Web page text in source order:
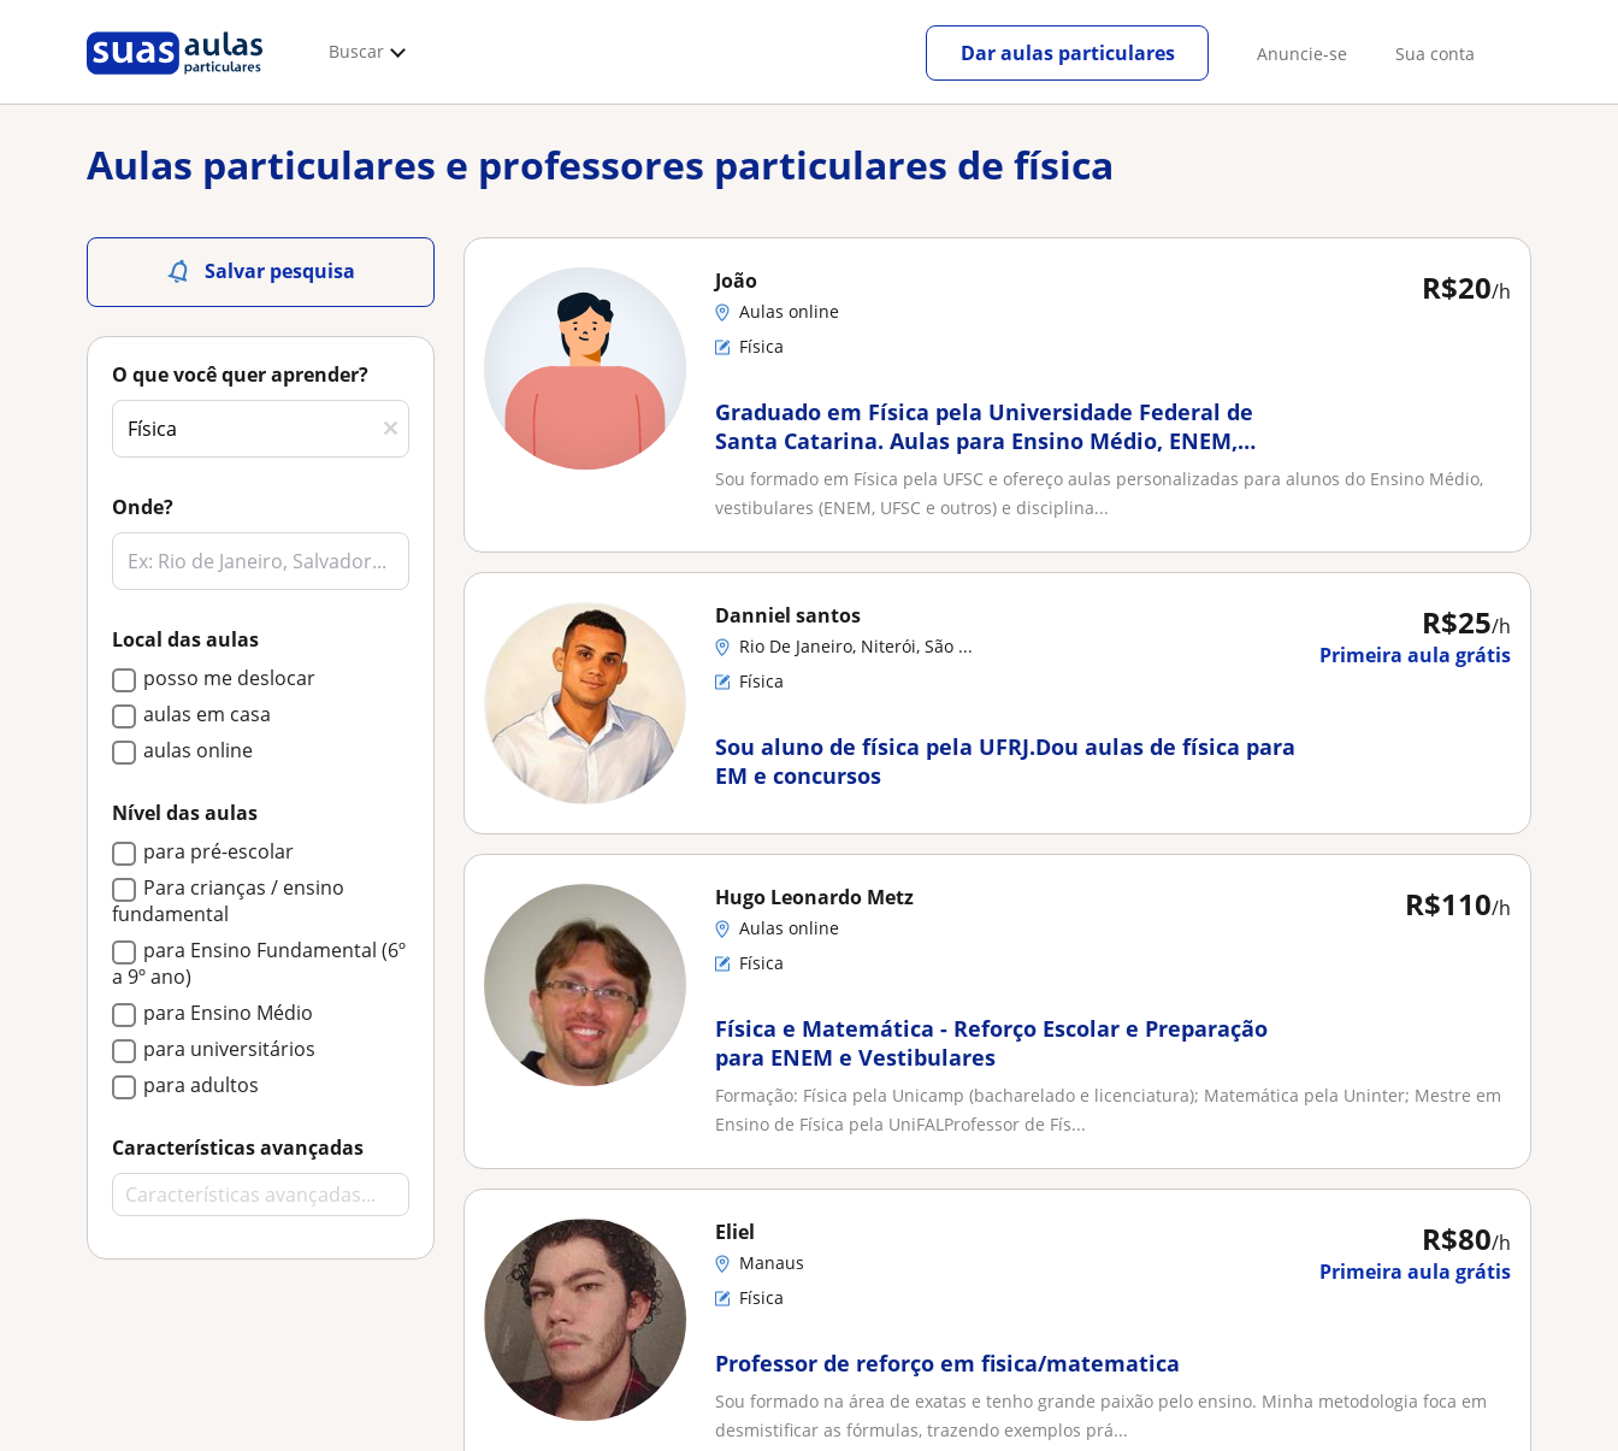
Buscar Anuncie-se Sua conta
Dar aulas particulares
Aulas particulares e professores particulares de física
Salvar pesquisa
O que você quer aprender?
Onde?
Local das aulas
posso me deslocar
aulas em casa
aulas online
Nível das aulas
para pré-escolar
Para crianças / ensino
fundamental
para Ensino Fundamental (6º
a 9º ano)
para Ensino Médio
para universitários
para adultos
Características avançadas
R$20/h
João
Aulas online
Física
Graduado em Física pela Universidade Federal de
Santa Catarina. Aulas para Ensino Médio, ENEM,
vestibulares e reforço universitári
Sou formado em Física pela UFSC e ofereço aulas personalizadas para alunos do Ensino Médio,
vestibulares (ENEM, UFSC e outros) e disciplina...
R$25/h
Primeira aula grátis
Danniel santos
Rio De Janeiro, Niterói, São ...
Física
Sou aluno de física pela UFRJ.Dou aulas de física para
EM e concursos
R$110/h
Hugo Leonardo Metz
Aulas online
Física
Física e Matemática - Reforço Escolar e Preparação
para ENEM e Vestibulares
Formação: Física pela Unicamp (bacharelado e licenciatura); Matemática pela Uninter; Mestre em
Ensino de Física pela UniFALProfessor de Fís...
R$80/h
Primeira aula grátis
Eliel
Manaus
Física
Professor de reforço em fisica/matematica
Sou formado na área de exatas e tenho grande paixão pelo ensino. Minha metodologia foca em
desmistificar as fórmulas, trazendo exemplos prá...